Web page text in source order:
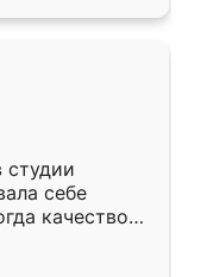
студии
себе
качеством
уже почти